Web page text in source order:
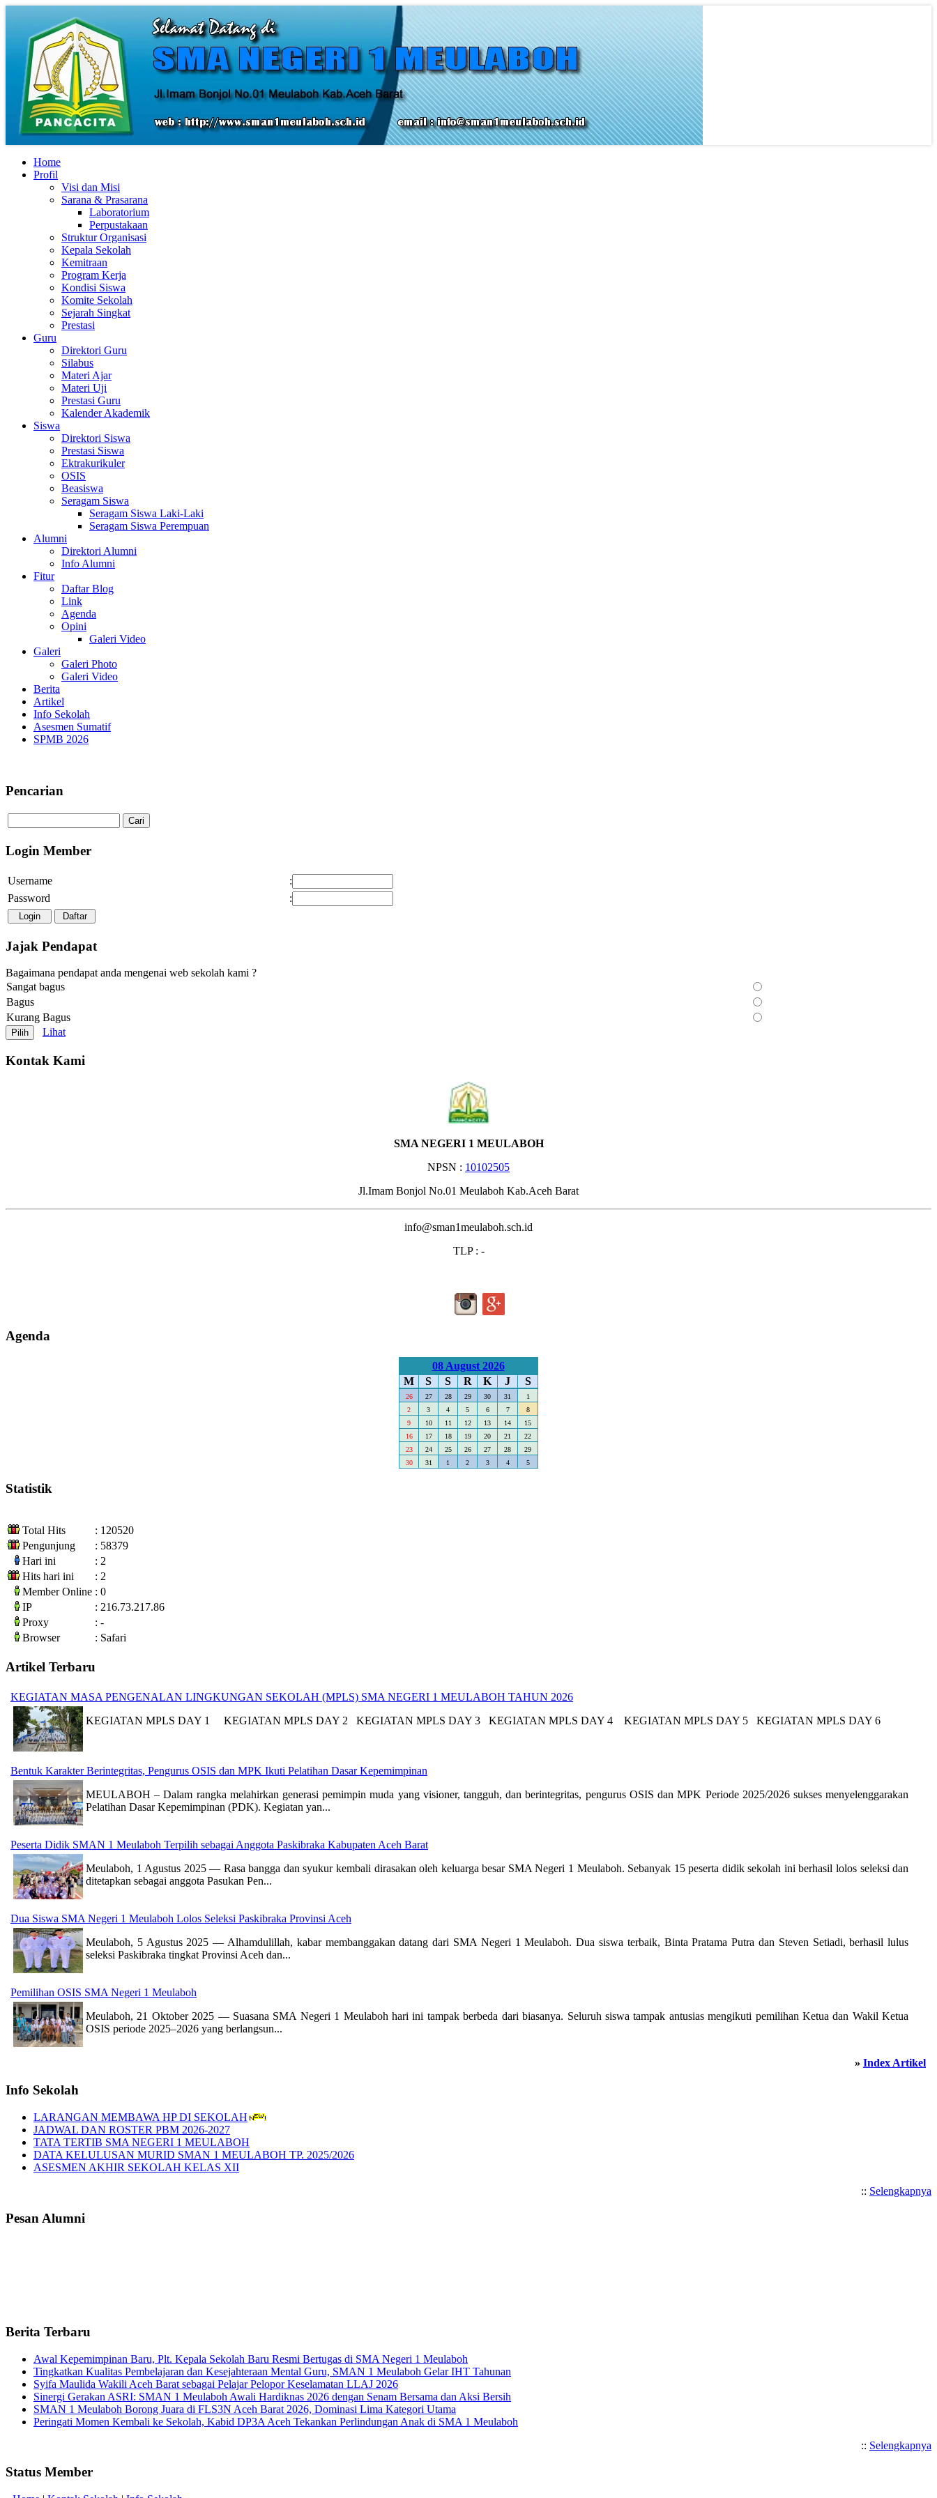
Home
Profil
Visi dan Misi
Sarana & Prasarana
Laboratorium
Perpustakaan
Struktur Organisasi
Kepala Sekolah
Kemitraan
Program Kerja
Kondisi Siswa
Komite Sekolah
Sejarah Singkat
Prestasi
Guru
Direktori Guru
Silabus
Materi Ajar
Materi Uji
Prestasi Guru
Kalender Akademik
Siswa
Direktori Siswa
Prestasi Siswa
Ektrakurikuler
OSIS
Beasiswa
Seragam Siswa
Seragam Siswa Laki-Laki
Seragam Siswa Perempuan
Alumni
Direktori Alumni
Info Alumni
Fitur
Daftar Blog
Link
Agenda
Opini
Galeri Video
Galeri
Galeri Photo
Galeri Video
Berita
Artikel
Info Sekolah
Asesmen Sumatif
SPMB 2026
Pencarian
Login Member
Username
:
Password
:
Jajak Pendapat
Bagaimana pendapat anda mengenai web sekolah kami ?
Sangat bagus
Bagus
Kurang Bagus
Lihat
Kontak Kami
SMA NEGERI 1 MEULABOH
NPSN : 10102505
Jl.Imam Bonjol No.01 Meulaboh Kab.Aceh Barat
info@sman1meulaboh.sch.id
TLP : -
Agenda
08 August 2026
M
S S R K J S
26 27 28 29 30 31
1
2
3 4 5 6 7
8
9
10 11 12 13 14
15
16
17 18 19 20 21
22
23
24 25 26 27 28
29
30
31 1 2 3 4 5
Statistik
Total Hits
: 120520
Pengunjung
: 58379
Hari ini
: 2
Hits hari ini
: 2
Member Online : 0
IP
: 216.73.217.86
Proxy
: -
Browser
: Safari
Artikel Terbaru
KEGIATAN MASA PENGENALAN LINGKUNGAN SEKOLAH (MPLS) SMA NEGERI 1 MEULABOH TAHUN 2026
KEGIATAN MPLS DAY 1 KEGIATAN MPLS DAY 2 KEGIATAN MPLS DAY 3 KEGIATAN MPLS DAY 4 KEGIATAN MPLS DAY 5 KEGIATAN MPLS DAY 6
Bentuk Karakter Berintegritas, Pengurus OSIS dan MPK Ikuti Pelatihan Dasar Kepemimpinan
MEULABOH – Dalam rangka melahirkan generasi pemimpin muda yang visioner, tangguh, dan berintegritas, pengurus OSIS dan MPK Periode 2025/2026 sukses menyelenggarakan
Pelatihan Dasar Kepemimpinan (PDK). Kegiatan yan...
Peserta Didik SMAN 1 Meulaboh Terpilih sebagai Anggota Paskibraka Kabupaten Aceh Barat
Meulaboh, 1 Agustus 2025 — Rasa bangga dan syukur kembali dirasakan oleh keluarga besar SMA Negeri 1 Meulaboh. Sebanyak 15 peserta didik sekolah ini berhasil lolos seleksi dan
ditetapkan sebagai anggota Pasukan Pen...
Dua Siswa SMA Negeri 1 Meulaboh Lolos Seleksi Paskibraka Provinsi Aceh
Meulaboh, 5 Agustus 2025 — Alhamdulillah, kabar membanggakan datang dari SMA Negeri 1 Meulaboh. Dua siswa terbaik, Binta Pratama Putra dan Steven Setiadi, berhasil lulus
seleksi Paskibraka tingkat Provinsi Aceh dan...
Pemilihan OSIS SMA Negeri 1 Meulaboh
Meulaboh, 21 Oktober 2025 — Suasana SMA Negeri 1 Meulaboh hari ini tampak berbeda dari biasanya. Seluruh siswa tampak antusias mengikuti pemilihan Ketua dan Wakil Ketua
OSIS periode 2025–2026 yang berlangsun...
» Index Artikel
Info Sekolah
LARANGAN MEMBAWA HP DI SEKOLAH
JADWAL DAN ROSTER PBM 2026-2027
TATA TERTIB SMA NEGERI 1 MEULABOH
DATA KELULUSAN MURID SMAN 1 MEULABOH TP. 2025/2026
ASESMEN AKHIR SEKOLAH KELAS XII
:: Selengkapnya
Pesan Alumni
Berita Terbaru
Awal Kepemimpinan Baru, Plt. Kepala Sekolah Baru Resmi Bertugas di SMA Negeri 1 Meulaboh
Tingkatkan Kualitas Pembelajaran dan Kesejahteraan Mental Guru, SMAN 1 Meulaboh Gelar IHT Tahunan
Syifa Maulida Wakili Aceh Barat sebagai Pelajar Pelopor Keselamatan LLAJ 2026
Sinergi Gerakan ASRI: SMAN 1 Meulaboh Awali Hardiknas 2026 dengan Senam Bersama dan Aksi Bersih
SMAN 1 Meulaboh Borong Juara di FLS3N Aceh Barat 2026, Dominasi Lima Kategori Utama
Peringati Momen Kembali ke Sekolah, Kabid DP3A Aceh Tekankan Perlindungan Anak di SMA 1 Meulaboh
:: Selengkapnya
Status Member